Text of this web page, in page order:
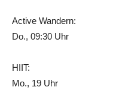
Active Wandern:
Do., 09:30 Uhr
HIIT:
Mo., 19 Uhr